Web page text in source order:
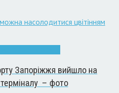
насолодитися цвітінням
Запоріжжя вийшло на
терміналу – фото